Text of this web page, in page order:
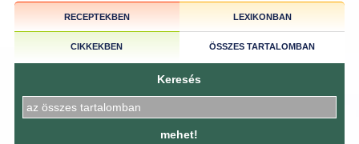
RECEPTEKBEN LEXIKONBAN
CIKKEKBEN ÖSSZES TARTALOMBAN
Keresés
mehet!